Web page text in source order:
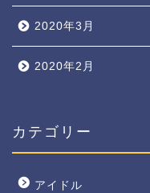
2020年3月
2020年2月
カテゴリー
アイドル